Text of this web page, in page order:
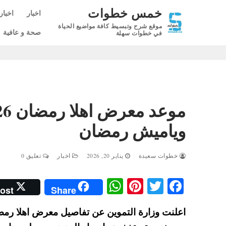
خمس خطوات
موقع شرح وتبسيط كافة مواضيع الحياة
في خطوات سهلة
اخبار
صحة و عافية
وياميش رمضان
خطوات سعيدة يناير 20, 2026 اخبار تعليق 0
Fa
bo
T
wi
tte
Pi
er
W
ha
ts
Share